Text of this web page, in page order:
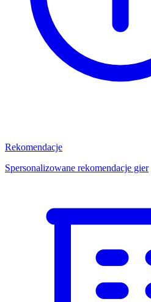
Rekomendacje
Spersonalizowane rekomendacje gier